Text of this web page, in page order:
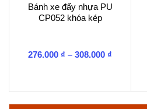
Bánh xe đẩy nhựa PU
CP052 khóa kép
276.000 ₫ – 308.000 ₫